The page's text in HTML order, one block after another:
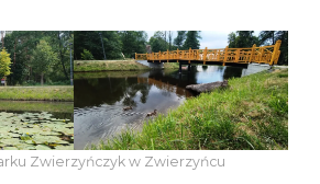
Zwierzyńczyk w Zwierzyńcu